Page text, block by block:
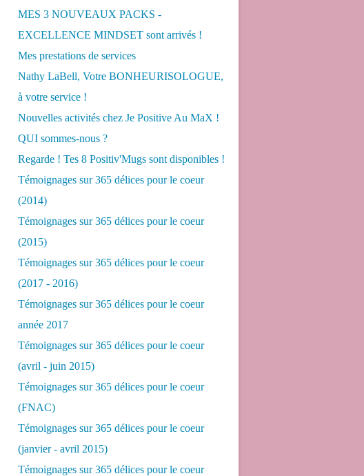
MES 3 NOUVEAUX PACKS -
EXCELLENCE MINDSET sont arrivés !
Mes prestations de services
Nathy LaBell, Votre BONHEURISOLOGUE,
à votre service !
Nouvelles activités chez Je Positive Au MaX !
QUI sommes-nous ?
Regarde ! Tes 8 Positiv'Mugs sont disponibles !
Témoignages sur 365 délices pour le coeur
(2014)
Témoignages sur 365 délices pour le coeur
(2015)
Témoignages sur 365 délices pour le coeur
(2017 - 2016)
Témoignages sur 365 délices pour le coeur
année 2017
Témoignages sur 365 délices pour le coeur
(avril - juin 2015)
Témoignages sur 365 délices pour le coeur
(FNAC)
Témoignages sur 365 délices pour le coeur
(janvier - avril 2015)
Témoignages sur 365 délices pour le coeur